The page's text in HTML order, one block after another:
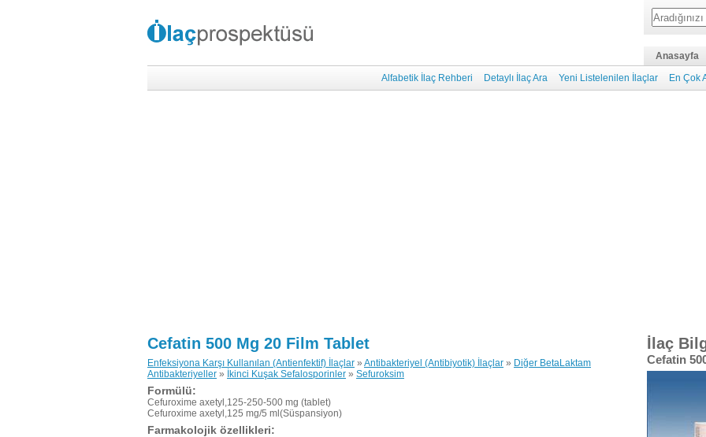
Anasayfa
Alfabetik İlaç Rehberi
Detaylı İlaç Ara Yeni Listelenilen İlaçlar En Çok
Cefatin 500 Mg 20 Film Tablet
Enfeksiyona Karşı Kullanılan (Antienfektif) İlaçlar » Antibakteriyel (Antibiyotik) İlaçlar » Diğer BetaLaktam
Antibakteriyeller » İkinci Kuşak Sefalosporinler » Sefuroksim
Formülü:
Cefuroxime axetyl,125-250-500 mg (tablet)
Cefuroxime axetyl,125 mg/5 ml(Süspansiyon)
Farmakolojik özellikleri:
İlaç
Cefatin